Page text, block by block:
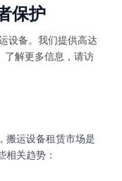
保护
设备。我们提供高达
了解更多信息，请访
搬运设备租赁市场是
相关趋势：